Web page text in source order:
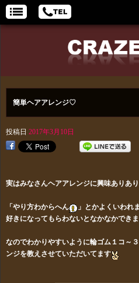
簡単ヘアアレンジ♡
投稿日 2017年3月10日
実はみなさんヘアアレンジに興味ありあ
「やり方わからへん
」とかよくいわれ
好きになってもらわないとなかなかでき
なのでわかりやすいように輪ゴム１コ～
ンジを教えさせていただいてます